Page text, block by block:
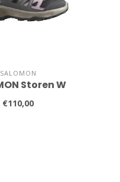
SALOMON
Storen W
€110,00